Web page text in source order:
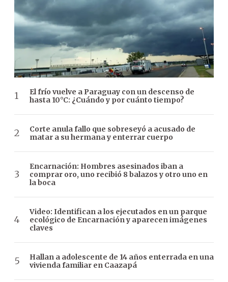
El frío vuelve a Paraguay con un descenso de
hasta 10°C: ¿Cuándo y por cuánto tiempo?
Corte anula fallo que sobreseyó a acusado de
matar a su hermana y enterrar cuerpo
Encarnación: Hombres asesinados iban a
comprar oro, uno recibió 8 balazos y otro uno en
la boca
Video: Identifican a los ejecutados en un parque
ecológico de Encarnación y aparecen imágenes
claves
Hallan a adolescente de 14 años enterrada en una
vivienda familiar en Caazapá